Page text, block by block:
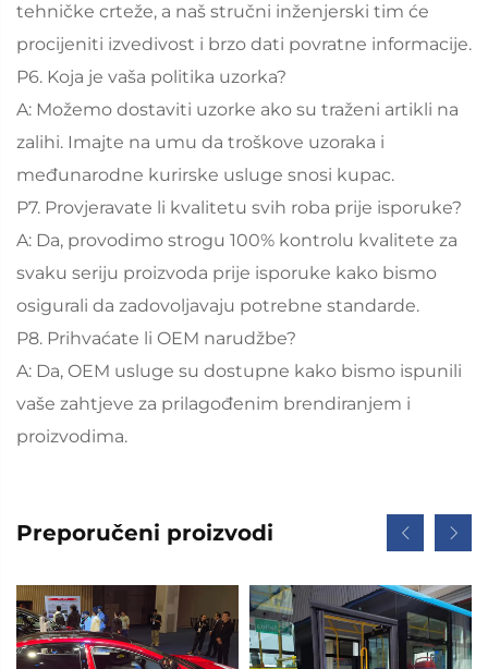
tehničke crteže, a naš stručni inženjerski tim će
procijeniti izvedivost i brzo dati povratne informacije.
P6. Koja je vaša politika uzorka?
A: Možemo dostaviti uzorke ako su traženi artikli na
zalihi. Imajte na umu da troškove uzoraka i
međunarodne kurirske usluge snosi kupac.
P7. Provjeravate li kvalitetu svih roba prije isporuke?
A: Da, provodimo strogu 100% kontrolu kvalitete za
svaku seriju proizvoda prije isporuke kako bismo
osigurali da zadovoljavaju potrebne standarde.
P8. Prihvaćate li OEM narudžbe?
A: Da, OEM usluge su dostupne kako bismo ispunili
vaše zahtjeve za prilagođenim brendiranjem i
proizvodima.
Preporučeni proizvodi